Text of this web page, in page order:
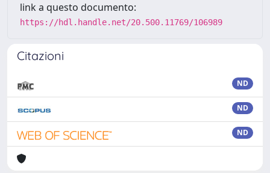
link a questo documento:
https://hdl.handle.net/20.500.11769/106989
Citazioni
ND
ND
ND